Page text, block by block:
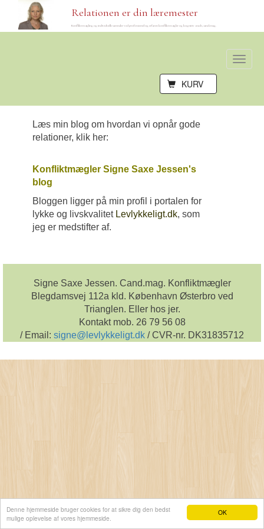
OK
Denne hjemmeside bruger cookies for at sikre dig den bedst
mulige oplevelse af vores hjemmeside.
Konfliktmægling og individuelle samtaler ved professionel og erfaren konfliktmægler og kognitiv coach, cand.mag.
Relationen er din læremester
Toggle
KURV
Læs min blog om hvordan vi opnår gode
relationer, klik her:
Konfliktmægler Signe Saxe Jessen's
blog
Bloggen ligger på min profil i portalen for
lykke og livskvalitet Levlykkeligt.dk, som
jeg er medstifter af.
Signe Saxe Jessen. Cand.mag. Konfliktmægler
Blegdamsvej 112a kld. København Østerbro ved
Trianglen. Eller hos jer.
Kontakt mob. 26 79 56 08
/ Email: signe@levlykkeligt.dk / CVR-nr. DK31835712